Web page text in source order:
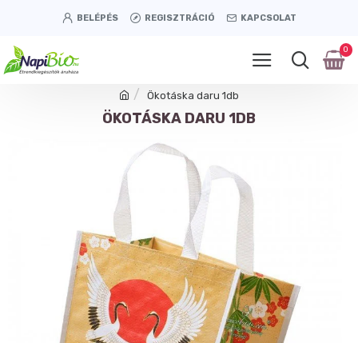
BELÉPÉS REGISZTRÁCIÓ KAPCSOLAT
0
Ökotáska daru 1db
ÖKOTÁSKA DARU 1DB